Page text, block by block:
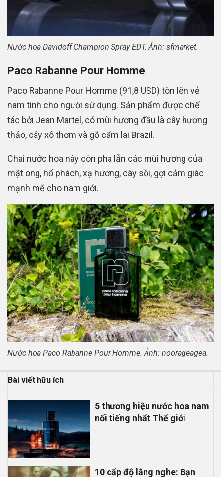
Nước hoa Davidoff Champion Spray EDT. Ảnh: sfmarket.
Paco Rabanne Pour Homme
Paco Rabanne Pour Homme (91,8 USD) tôn lên vẻ
nam tính cho người sử dụng. Sản phẩm được chế
tác bởi Jean Martel, có mùi hương đầu là cây hương
thảo, cây xô thơm và gỗ cẩm lai Brazil.
Chai nước hoa này còn pha lẫn các mùi hương của
mật ong, hổ phách, xạ hương, cây sồi, gợi cảm giác
mạnh mẽ cho nam giới.
Nước hoa Paco Rabanne Pour Homme. Ảnh: noorageagea.
Bài viết hữu ích
5 thương hiệu nước hoa nam
nổi tiếng nhất Thế giới
10 cấp độ lắng nghe: Bạn